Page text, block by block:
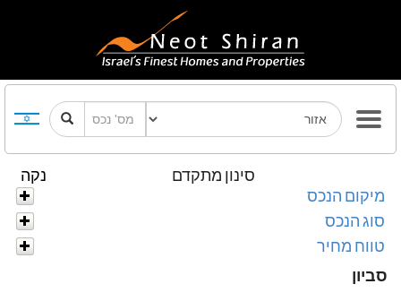
סינון מתקדם
נקה
מיקום הנכס
סוג הנכס
טווח מחיר
סביון